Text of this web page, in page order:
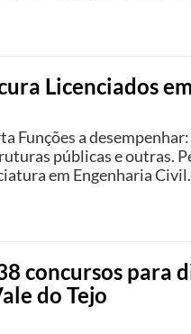
Licenciados
Funções a
públicas e outras.
em Engenharia
concursos para
do Tejo